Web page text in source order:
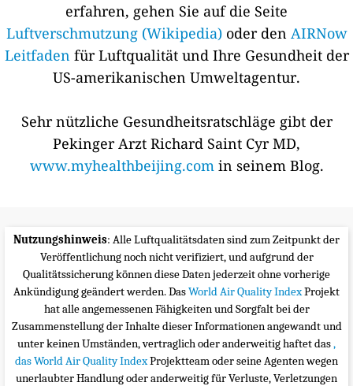
erfahren, gehen Sie auf die Seite
Luftverschmutzung (Wikipedia)oder den AIRNow
Leitfaden für Luftqualität und Ihre Gesundheit der
US-amerikanischen Umweltagentur.
Sehr nützliche Gesundheitsratschläge gibt der
Pekinger Arzt Richard Saint Cyr MD,
www.myhealthbeijing.com in seinem Blog.
Nutzungshinweis: Alle Luftqualitätsdaten sind zum Zeitpunkt der
Veröffentlichung noch nicht verifiziert, und aufgrund der
Qualitätssicherung können diese Daten jederzeit ohne vorherige
Ankündigung geändert werden. DasWorld Air Quality IndexProjekt
hat alle angemessenen Fähigkeiten und Sorgfalt bei der
Zusammenstellung der Inhalte dieser Informationen angewandt und
unter keinen Umständen, vertraglich oder anderweitig haftet das,
das World Air Quality IndexProjektteam oder seine Agenten wegen
unerlaubter Handlung oder anderweitig für Verluste, Verletzungen